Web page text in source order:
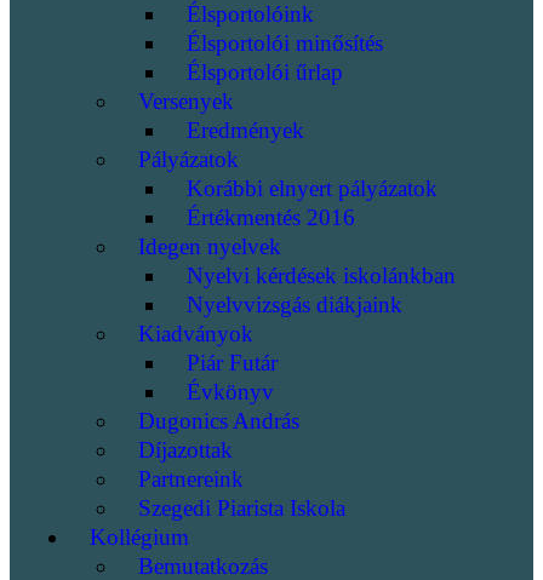
Élsportolóink
Élsportolói minősítés
Élsportolói űrlap
Versenyek
Eredmények
Pályázatok
Korábbi elnyert pályázatok
Értékmentés 2016
Idegen nyelvek
Nyelvi kérdések iskolánkban
Nyelvvizsgás diákjaink
Kiadványok
Piár Futár
Évkönyv
Dugonics András
Díjazottak
Partnereink
Szegedi Piarista Iskola
Kollégium
Bemutatkozás